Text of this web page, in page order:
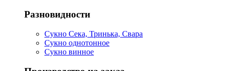
Разновидности
Сукно Сека, Тринька, Свара
Сукно однотонное
Сукно винное